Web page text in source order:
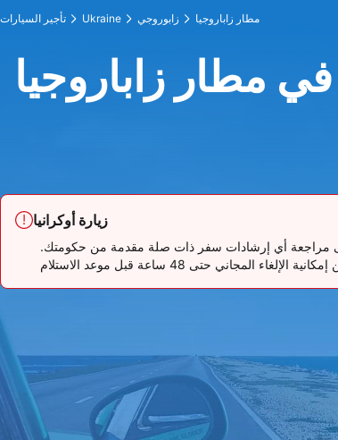
تأجير السيارات Ukraine زابوروجي مطار زاباروجيا
مطار زاباروجيا
زيارة أوكرانيا
مراجعة أي إرشادات سفر ذات صلة مقدمة من حكومتك.